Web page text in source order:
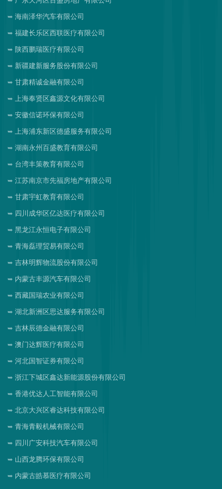
海南泽华汽车有限公司
福建长乐区西联医疗有限公司
陕西鹏瑞医疗有限公司
新疆建新服务股份有限公司
甘肃精诚金融有限公司
上海奉贤区鑫源文化有限公司
安徽信诺环保有限公司
上海浦东新区德盛服务有限公司
湖南永州百盛教育有限公司
台湾丰策教育有限公司
江苏南京市先福房地产有限公司
甘肃宇虹教育有限公司
四川成华区亿达医疗有限公司
黑龙江永恒电子有限公司
青海磊理贸易有限公司
吉林明辉物流股份有限公司
内蒙古丰源汽车有限公司
西藏国瑞农业有限公司
湖北新洲区思达服务有限公司
吉林辰德金融有限公司
澳门达辉医疗有限公司
河北国智证券有限公司
浙江下城区鑫达新能源股份有限公司
香港优达人工智能有限公司
北京大兴区睿达科技有限公司
青海青毅机械有限公司
四川广安科技汽车有限公司
山西龙腾环保有限公司
内蒙古皓慕医疗有限公司